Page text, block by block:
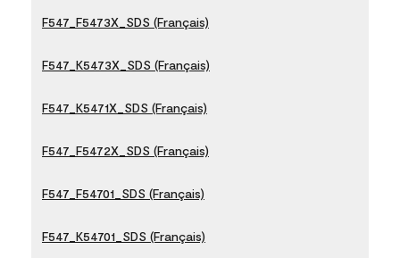
F547_F5473X_SDS (Français)
F547_K5473X_SDS (Français)
F547_K5471X_SDS (Français)
F547_F5472X_SDS (Français)
F547_F54701_SDS (Français)
F547_K54701_SDS (Français)